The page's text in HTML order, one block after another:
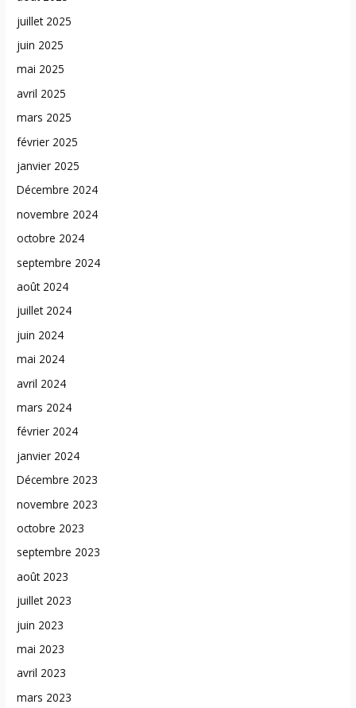
juillet 2025
juin 2025
mai 2025
avril 2025
mars 2025
février 2025
janvier 2025
Décembre 2024
novembre 2024
octobre 2024
septembre 2024
août 2024
juillet 2024
juin 2024
mai 2024
avril 2024
mars 2024
février 2024
janvier 2024
Décembre 2023
novembre 2023
octobre 2023
septembre 2023
août 2023
juillet 2023
juin 2023
mai 2023
avril 2023
mars 2023